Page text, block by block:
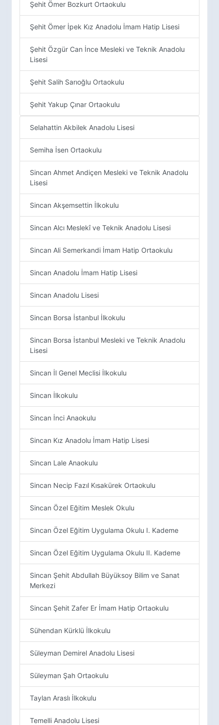
Şehit Ömer Bozkurt Ortaokulu
Şehit Ömer İpek Kız Anadolu İmam Hatip Lisesi
Şehit Özgür Can İnce Mesleki ve Teknik Anadolu
Lisesi
Şehit Salih Sarıoğlu Ortaokulu
Şehit Yakup Çınar Ortaokulu
Selahattin Akbilek Anadolu Lisesi
Semiha İsen Ortaokulu
Sincan Ahmet Andiçen Mesleki ve Teknik Anadolu
Lisesi
Sincan Akşemsettin İlkokulu
Sincan Alcı Meslekî ve Teknik Anadolu Lisesi
Sincan Ali Semerkandi İmam Hatip Ortaokulu
Sincan Anadolu İmam Hatip Lisesi
Sincan Anadolu Lisesi
Sincan Borsa İstanbul İlkokulu
Sincan Borsa İstanbul Mesleki ve Teknik Anadolu
Lisesi
Sincan İl Genel Meclisi İlkokulu
Sincan İlkokulu
Sincan İnci Anaokulu
Sincan Kız Anadolu İmam Hatip Lisesi
Sincan Lale Anaokulu
Sincan Necip Fazıl Kısakürek Ortaokulu
Sincan Özel Eğitim Meslek Okulu
Sincan Özel Eğitim Uygulama Okulu I. Kademe
Sincan Özel Eğitim Uygulama Okulu II. Kademe
Sincan Şehit Abdullah Büyüksoy Bilim ve Sanat
Merkezi
Sincan Şehit Zafer Er İmam Hatip Ortaokulu
Sühendan Kürklü İlkokulu
Süleyman Demirel Anadolu Lisesi
Süleyman Şah Ortaokulu
Taylan Araslı İlkokulu
Temelli Anadolu Lisesi